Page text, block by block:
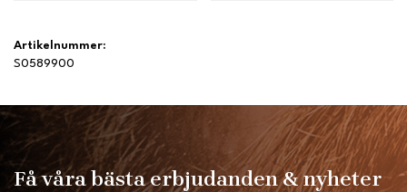
Artikelnummer:
S0589900
Få våra bästa erbjudanden & nyheter